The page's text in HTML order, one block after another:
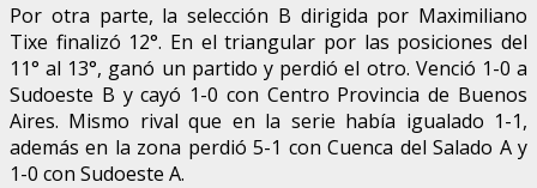
Por otra parte, la selección B dirigida por Maximiliano
Tixe finalizó 12°. En el triangular por las posiciones del
11° al 13°, ganó un partido y perdió el otro. Venció 1-0 a
Sudoeste B y cayó 1-0 con Centro Provincia de Buenos
Aires. Mismo rival que en la serie había igualado 1-1,
además en la zona perdió 5-1 con Cuenca del Salado A y
1-0 con Sudoeste A.